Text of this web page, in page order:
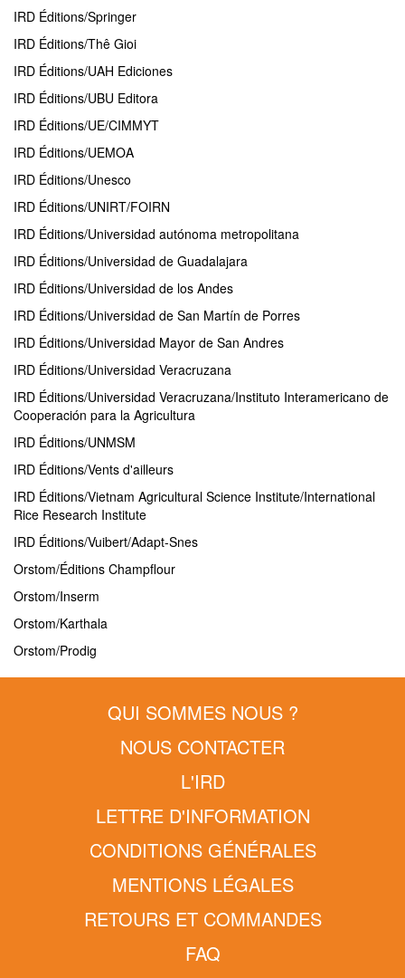
IRD Éditions/Springer
IRD Éditions/Thê Gioi
IRD Éditions/UAH Ediciones
IRD Éditions/UBU Editora
IRD Éditions/UE/CIMMYT
IRD Éditions/UEMOA
IRD Éditions/Unesco
IRD Éditions/UNIRT/FOIRN
IRD Éditions/Universidad autónoma metropolitana
IRD Éditions/Universidad de Guadalajara
IRD Éditions/Universidad de los Andes
IRD Éditions/Universidad de San Martín de Porres
IRD Éditions/Universidad Mayor de San Andres
IRD Éditions/Universidad Veracruzana
IRD Éditions/Universidad Veracruzana/Instituto Interamericano de
Cooperación para la Agricultura
IRD Éditions/UNMSM
IRD Éditions/Vents d'ailleurs
IRD Éditions/Vietnam Agricultural Science Institute/International
Rice Research Institute
IRD Éditions/Vuibert/Adapt-Snes
Orstom/Éditions Champflour
Orstom/Inserm
Orstom/Karthala
Orstom/Prodig
QUI SOMMES NOUS ?
NOUS CONTACTER
L'IRD
LETTRE D'INFORMATION
CONDITIONS GÉNÉRALES
MENTIONS LÉGALES
RETOURS ET COMMANDES
FAQ